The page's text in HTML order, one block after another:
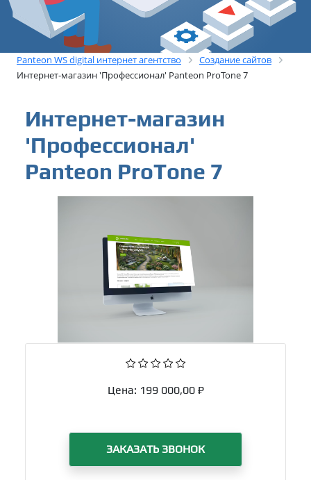
Panteon WS digital интернет агентство
Создание сайтов
Интернет-магазин 'Профессионал' Panteon ProTone 7
Интернет-магазин
'Профессионал'
Panteon ProTone 7
Цена: 199 000,00 ₽
ЗАКАЗАТЬ ЗВОНОК